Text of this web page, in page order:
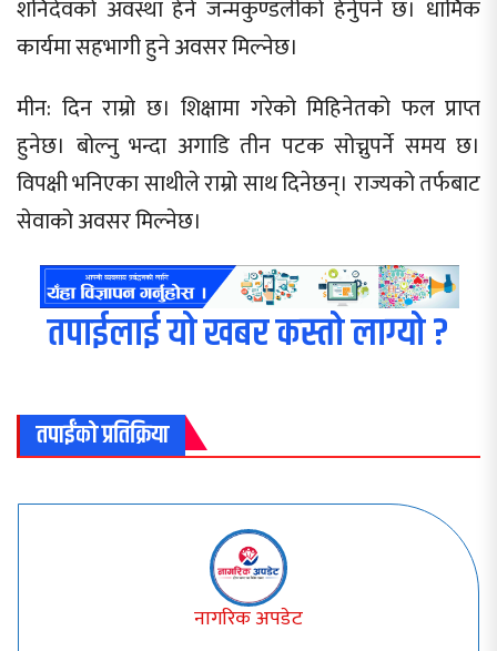
शनिदेवको अवस्था हेर्न जन्मकुण्डलीको हेर्नुपर्ने छ। धार्मिक
कार्यमा सहभागी हुने अवसर मिल्नेछ।
मीन: दिन राम्रो छ। शिक्षामा गरेको मिहिनेतको फल प्राप्त
हुनेछ। बोल्नु भन्दा अगाडि तीन पटक सोच्नुपर्ने समय छ।
विपक्षी भनिएका साथीले राम्रो साथ दिनेछन्। राज्यको तर्फबाट
सेवाको अवसर मिल्नेछ।
तपाईलाई यो खबर कस्तो लाग्यो ?
तपाईंको प्रतिक्रिया
नागरिक अपडेट